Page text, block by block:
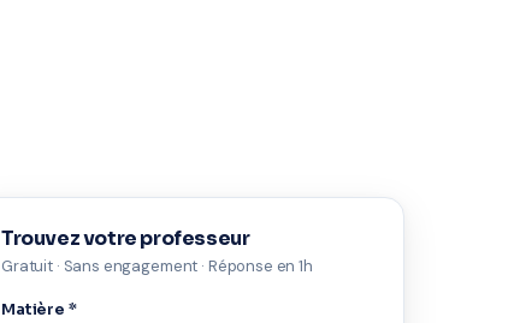
Trouvez votre professeur
Gratuit · Sans engagement · Réponse en 1h
Matière *